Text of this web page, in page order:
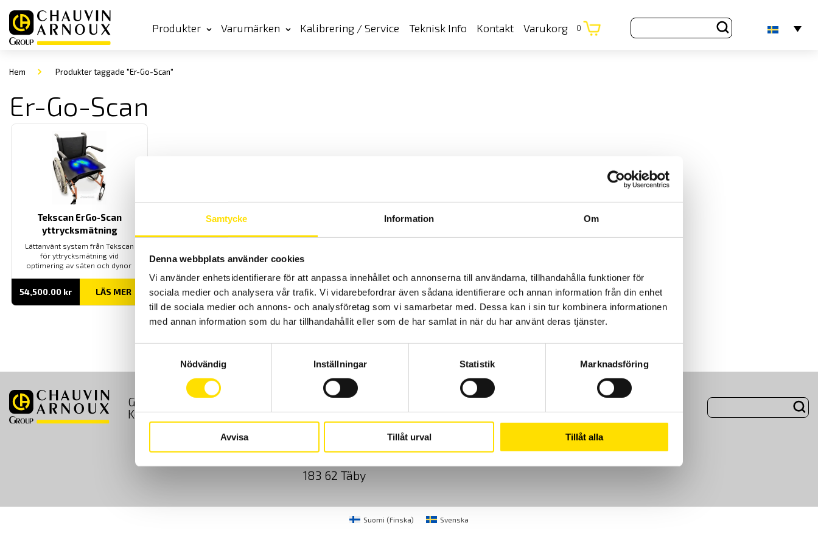
Samtycke Information Om
Denna webbplats använder cookies
Vi använder enhetsidentifierare för att anpassa innehållet och annonserna till användarna, tillhandahålla funktioner för
sociala medier och analysera vår trafik. Vi vidarebefordrar även sådana identifierare och annan information från din enhet
till de sociala medier och annons- och analysföretag som vi samarbetar med. Dessa kan i sin tur kombinera informationen
med annan information som du har tillhandahållit eller som de har samlat in när du har använt deras tjänster.
Nödvändig
Inställningar Statistik Marknadsföring
Avvisa Tillåt urval Tillåt alla
Produkter Varumärken Kalibrering / Service Teknisk Info Kontakt Varukorg 0
Hem Produkter taggade "Er-Go-Scan"
Er-Go-Scan
Tekscan ErGo-Scan
yttrycksmätning
Lättanvänt system från Tekscan
för yttrycksmätning vid
optimering av säten och dynor
54,500.00 kr LÄS MER
GDPR Köpvillkor Cookies Kundundersökning
Om Oss
Kontakt
Sjöflygvägen 35
183 62 Täby
08-50 52 68 00
info@camatsystem.com
Suomi (Finska) Svenska